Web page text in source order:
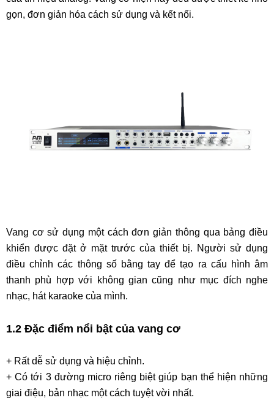
gọn, đơn giản hóa cách sử dụng và kết nối.
Vang cơ sử dụng một cách đơn giản thông qua bảng điều
khiển được đặt ở mặt trước của thiết bị. Người sử dụng
điều chỉnh các thông số bằng tay để tạo ra cấu hình âm
thanh phù hợp với không gian cũng như mục đích nghe
nhạc, hát karaoke của mình.
1.2 Đặc điểm nổi bật của vang cơ
+ Rất dễ sử dụng và hiệu chỉnh.
+ Có tới 3 đường micro riêng biệt giúp bạn thể hiện những
giai điệu, bản nhạc một cách tuyệt vời nhất.